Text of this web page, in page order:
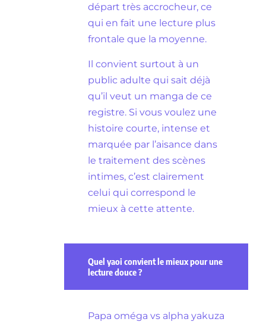
départ très accrocheur, ce
qui en fait une lecture plus
frontale que la moyenne.
Il convient surtout à un
public adulte qui sait déjà
qu’il veut un manga de ce
registre. Si vous voulez une
histoire courte, intense et
marquée par l’aisance dans
le traitement des scènes
intimes, c’est clairement
celui qui correspond le
mieux à cette attente.
Quel yaoi convient le mieux pour une
lecture douce ?
Papa oméga vs alpha yakuza